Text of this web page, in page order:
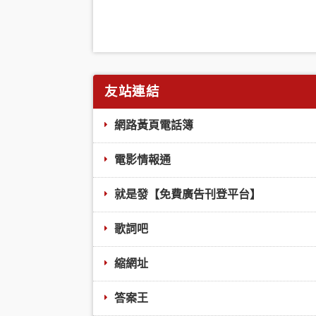
友站連結
網路黃頁電話簿
電影情報通
就是發【免費廣告刊登平台】
歌詞吧
縮網址
答案王